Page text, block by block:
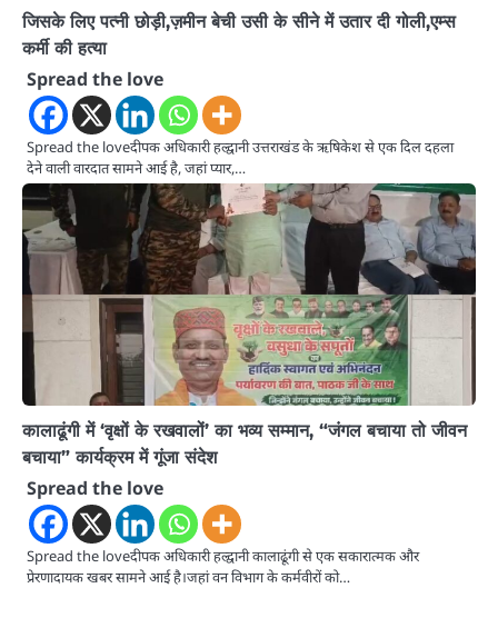
जिसके लिए पत्नी छोड़ी,ज़मीन बेची उसी के सीने में उतार दी गोली,एम्स
कर्मी की हत्या
Spread the love
Spread the loveदीपक अधिकारी हल्द्वानी उत्तराखंड के ऋषिकेश से एक दिल दहला
देने वाली वारदात सामने आई है, जहां प्यार,…
कालाढूंगी में ‘वृक्षों के रखवालों’ का भव्य सम्मान, “जंगल बचाया तो जीवन
बचाया” कार्यक्रम में गूंजा संदेश
Spread the love
Spread the loveदीपक अधिकारी हल्द्वानी कालाढूंगी से एक सकारात्मक और
प्रेरणादायक खबर सामने आई है।जहां वन विभाग के कर्मवीरों को…